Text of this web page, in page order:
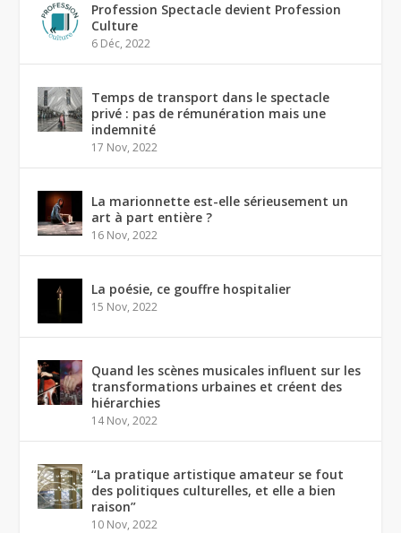
Profession Spectacle devient Profession
Culture
6 Déc, 2022
Temps de transport dans le spectacle
privé : pas de rémunération mais une
indemnité
17 Nov, 2022
La marionnette est-elle sérieusement un
art à part entière ?
16 Nov, 2022
La poésie, ce gouffre hospitalier
15 Nov, 2022
Quand les scènes musicales influent sur les
transformations urbaines et créent des
hiérarchies
14 Nov, 2022
“La pratique artistique amateur se fout
des politiques culturelles, et elle a bien
raison”
10 Nov, 2022